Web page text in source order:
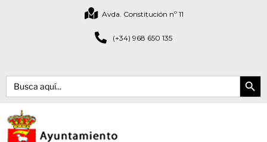
Avda. Constitución nº 11
(+34) 968 650 135
Buscar: Botón de